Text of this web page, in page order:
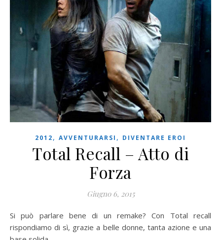
2012, AVVENTURARSI , DIVENTARE EROI
Total Recall – Atto di
Forza
Giugno 6, 2015
Si può parlare bene di un remake? Con Total recall
rispondiamo di sì, grazie a belle donne, tanta azione e una